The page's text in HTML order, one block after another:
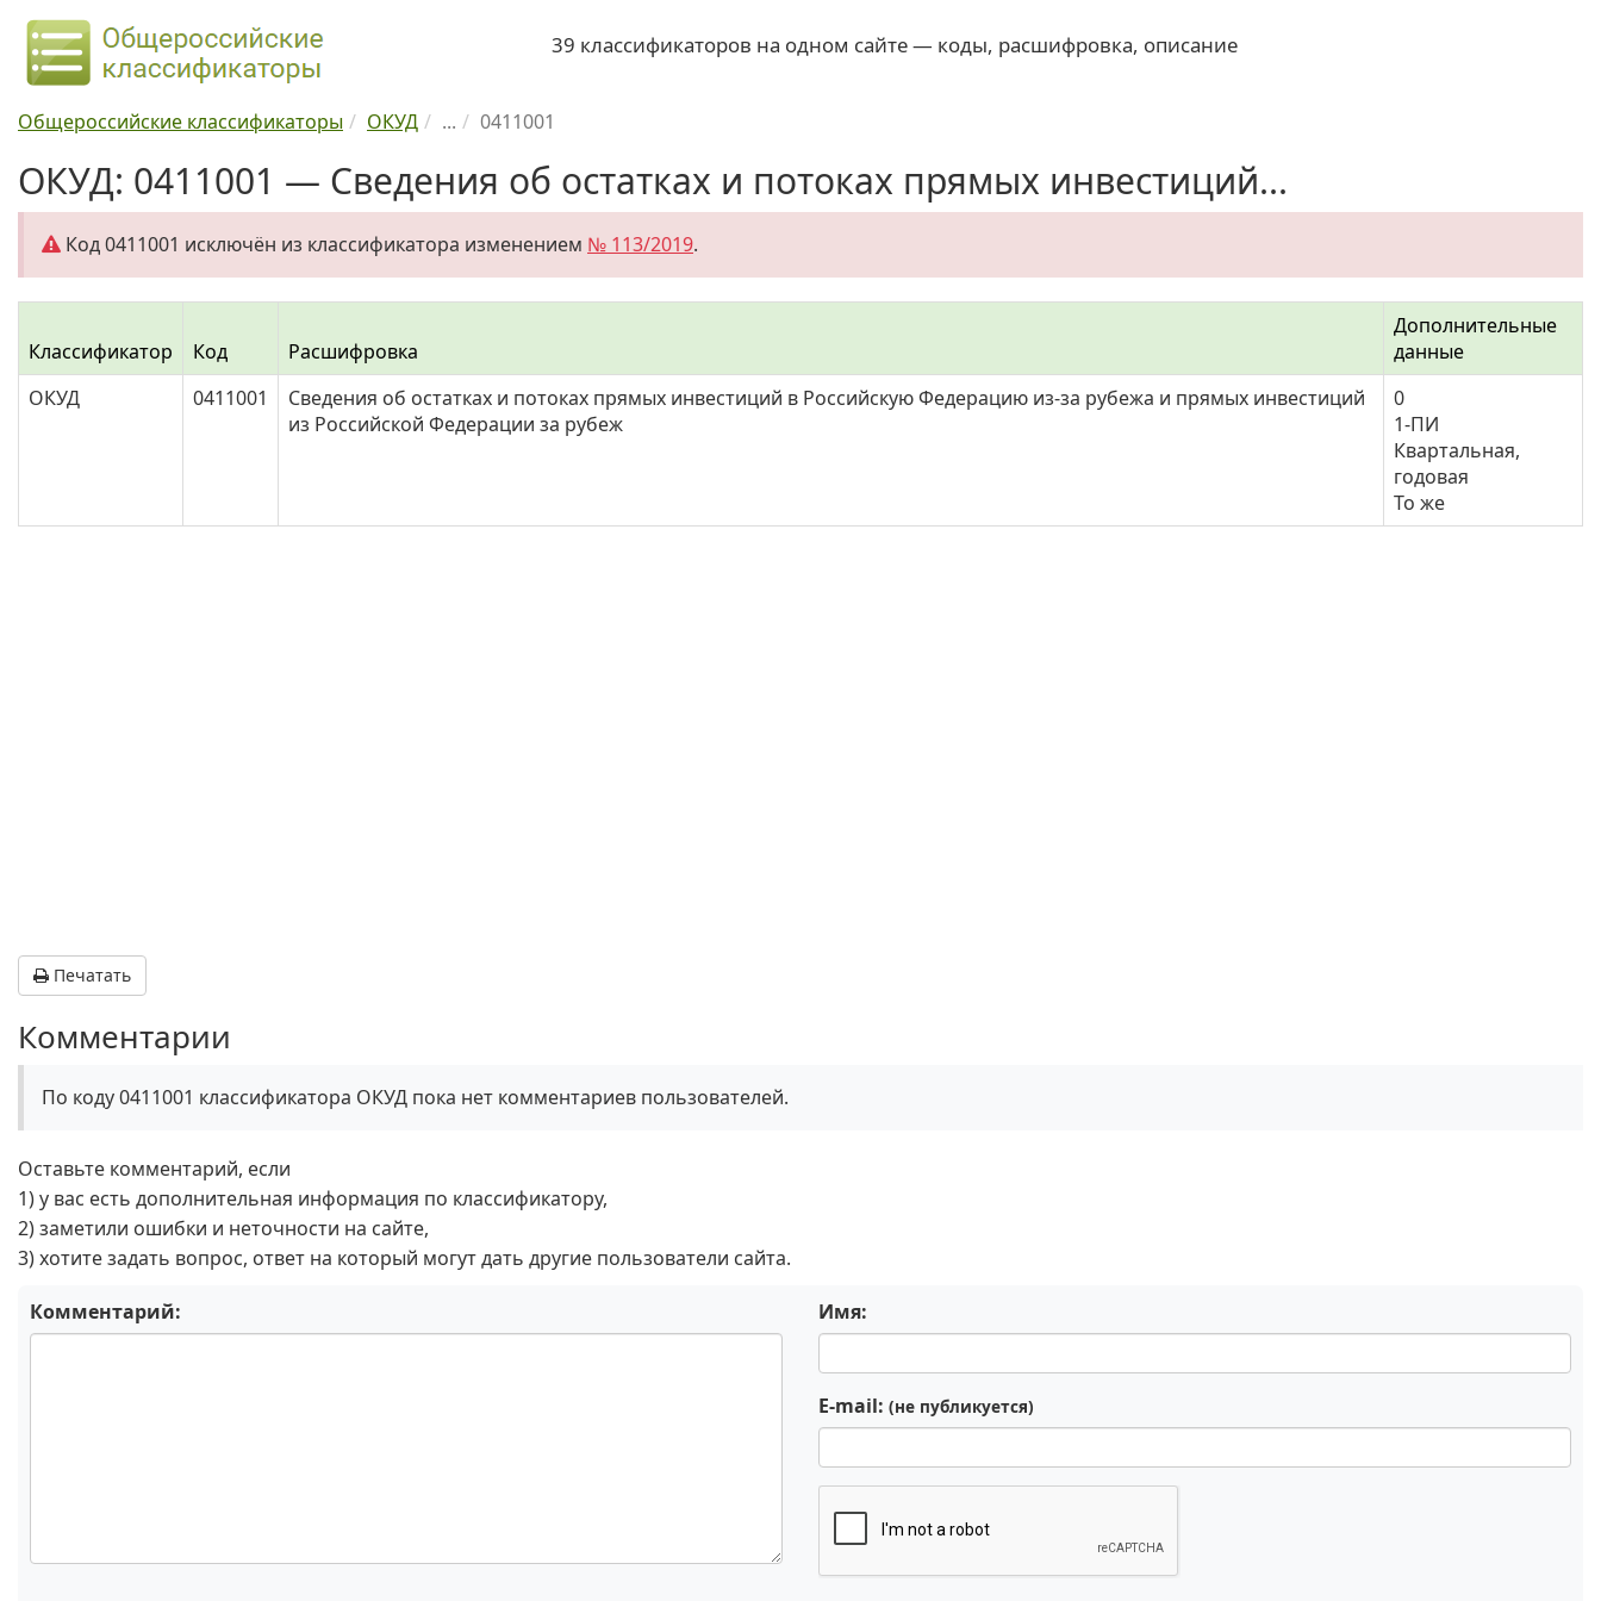
39 классификаторов на одном сайте — коды, расшифровка, описание
Общероссийские классификаторы ОКУД ... 0411001
ОКУД: 0411001 — Сведения об остатках и потоках прямых инвестиций...
Код 0411001 исключён из классификатора изменением № 113/2019.
Классификатор Код Расшифровка
Дополнительные
данные
ОКУД
0411001
Сведения об остатках и потоках прямых инвестиций в Российскую Федерацию из-за рубежа и прямых инвестиций
из Российской Федерации за рубеж
0
1-ПИ
Квартальная,
годовая
То же
Печатать
Комментарии
По коду 0411001 классификатора ОКУД пока нет комментариев пользователей.
Оставьте комментарий, если
1) у вас есть дополнительная информация по классификатору,
2) заметили ошибки и неточности на сайте,
3) хотите задать вопрос, ответ на который могут дать другие пользователи сайта.
Комментарий: Имя:
E-mail: (не публикуется)